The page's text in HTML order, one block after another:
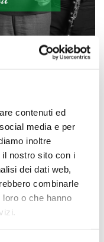
contenuti ed
media e per
inoltre
nostro sito con i
dei dati web,
combinarle
o che hanno